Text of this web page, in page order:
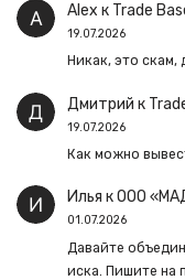
Alex к Trade
19.07.2026
Никак, это
Дмитрий к
19.07.2026
Как можно
Илья кООО
01.07.2026
Давайте
иска. Пишите на